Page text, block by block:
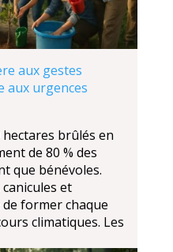
aux gestes
aux urgences
hectares brûlés en
de 80 % des
que bénévoles.
canicules et
former chaque
climatiques. Les